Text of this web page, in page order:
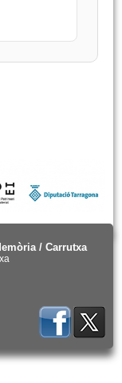
/ Carrutxa